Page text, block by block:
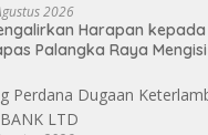
2026
Harapan kepada
Palangka Raya